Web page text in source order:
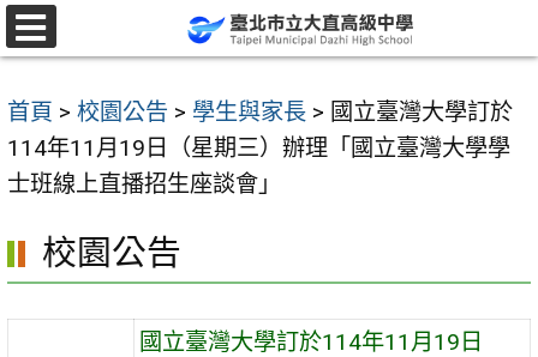
跳
至
要
內
容
首頁 > 校園公告 > 學生與家長 > 國立臺灣大學訂於
114年11月19日（星期三）辦理「國立臺灣大學學
士班線上直播招生座談會」
校園公告
國立臺灣大學訂於114年11月19日
選
單